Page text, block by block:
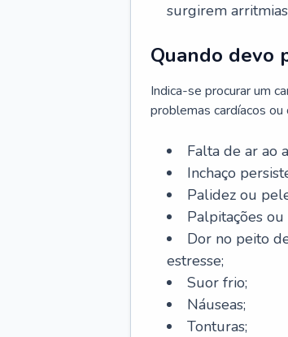
surgirem
Quando devo
Indica-se procurar um
problemas cardíacos ou
Falta de ar ao
Inchaço
Palidez ou
Palpitações
Dor no peito
estresse;
Suor frio;
Náuseas;
Tonturas;